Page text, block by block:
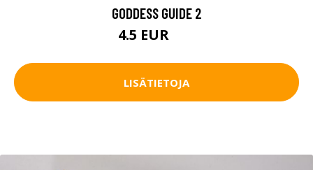
GODDESS GUIDE 2
4.5 EUR
LISÄTIETOJA